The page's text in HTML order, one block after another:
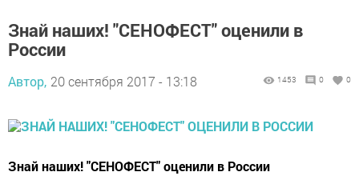
Знай наших! "СЕНОФЕСТ" оценили в
России
Автор, 20 сентября 2017 - 13:18 1453 0 0
Знай наших! "СЕНОФЕСТ" оценили в России